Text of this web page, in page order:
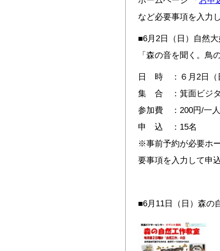
など必要事項を入力
■6月2日（日）自然
「森の音を聞く。鳥
日 時 ：６月2日（
集 合 ：箕面ビジタ
参加費 ：200円/一
申 込 ：15名
※事前予約が必要ホ
要事項を入力して申
■6月11日（日）森の